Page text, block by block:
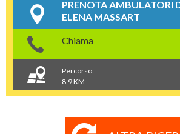
PRENOTA AMBULATORI
ELENA MASSART
Chiama
Percorso
8,9 KM